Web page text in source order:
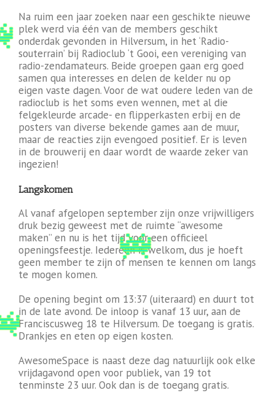
Na ruim een jaar zoeken naar een geschikte nieuwe
plek werd via één van de members geschikt
onderdak gevonden in Hilversum, in het ‘Radio-
souterrain’ bij Radioclub ‘t Gooi, een vereniging van
radio-zendamateurs. Beide groepen gaan erg goed
samen qua interesses en delen de kelder nu op
eigen vaste dagen. Voor de wat oudere leden van de
radioclub is het soms even wennen, met al die
felgekleurde arcade- en flipperkasten erbij en de
posters van diverse bekende games aan de muur,
maar de reacties zijn evengoed positief. Er is leven
in de brouwerij en daar wordt de waarde zeker van
ingezien!
Langskomen
Al vanaf afgelopen september zijn onze vrijwilligers
druk bezig geweest met de ruimte “awesome
maken” en nu is het tijd voor een officieel
openingsfeestje. Iedereen is welkom, dus je hoeft
geen member te zijn of mensen te kennen om langs
te mogen komen.
De opening begint om 13:37 (uiteraard) en duurt tot
in de late avond. De inloop is vanaf 13 uur, aan de
Franciscusweg 18 te Hilversum. De toegang is gratis.
Drankjes en eten op eigen kosten.
AwesomeSpace is naast deze dag natuurlijk ook elke
vrijdagavond open voor publiek, van 19 tot
tenminste 23 uur. Ook dan is de toegang gratis.